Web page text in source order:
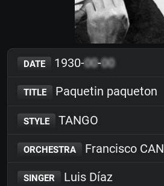
DATE 1930-00-00
TITLE Paquetin paqueton
STYLE TANGO
ORCHESTRA Francisco
SINGER Luis Díaz